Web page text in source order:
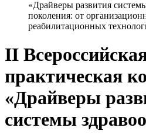
«Драйверы развития
поколения: от
реабилитационных
II
практическая
«Драйверы
системы